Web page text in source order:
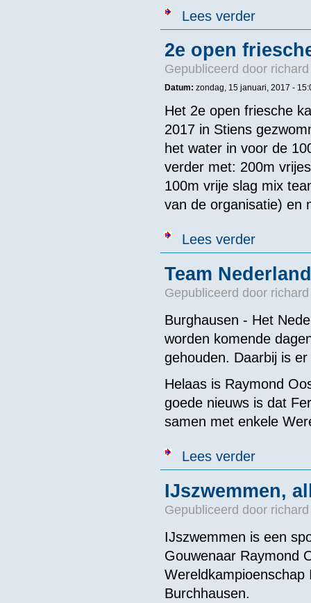
Lees verderover 2016
2e open
Gepubliceerd door
Datum: zondag, 15 januari, 2017 -
Het 2e open friesche
2017 in Stiens
het water in voor de
verder met: 200m
100m vrije slag mix
van de organisatie) en
Lees verderover 2e open
Team
Gepubliceerd door
Burghausen - Het
worden komende
gehouden. Daarbij is
Helaas is Raymond
goede nieuws is dat
samen met enkele
Lees verderover Team
IJszwemmen,
Gepubliceerd door
IJszwemmen is een
Gouwenaar Raymond
Burchhausen.